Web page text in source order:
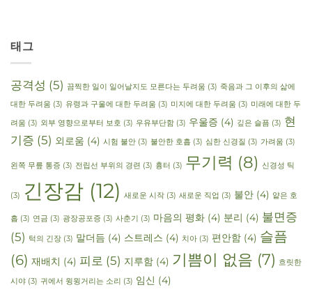
태그
공격성 (5) 끔찍한 일이 일어날지도 모른다는 두려움 (3) 죽음과 그 이후의 삶에
대한 두려움 (3) 유령과 구울에 대한 두려움 (3) 미지에 대한 두려움 (3) 미래에 대한 두
려움 (3) 외부 영향으로부터 보호 (3) 우유부단함 (3) 우울증 (4) 깊은 슬픔 (3) 현
기증 (5) 외로움 (4) 시험 불안 (3) 불안한 호흡 (3) 심한 신경질 (3) 가려움 (3)
왼쪽 무릎 통증 (3) 전립선 부위의 경련 (3) 흉터 (3) 무기력 (8) 신경성 틱
(3) 긴장감 (12) 새로운 시작 (3) 새로운 직업 (3) 불안 (4) 얕은 호
흡 (3) 연금 (3) 광장공포증 (3) 사춘기 (3) 마음의 평화 (4) 분리 (4) 불면증
(5) 턱의 긴장 (3) 말더듬 (4) 스트레스 (4) 치아 (3) 편안함 (4) 슬픔
(6) 재배치 (4) 피로 (5) 지루함 (4) 기쁨이 없음 (7) 흐릿한
시야 (3) 귀에서 윙윙거리는 소리 (3) 임신 (4)